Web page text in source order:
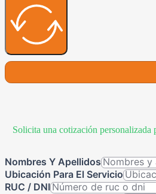
Solicita una cotización
Nombres Y Apellidos
Ubicación Para El Servicio
RUC / DNI